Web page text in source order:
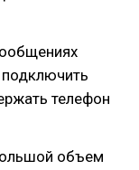
телефон
объем